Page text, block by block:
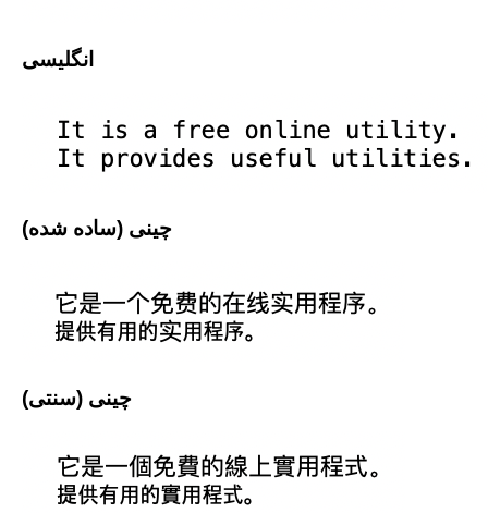
انگلیسی
چینی (ساده شده)
چینی (سنتی)